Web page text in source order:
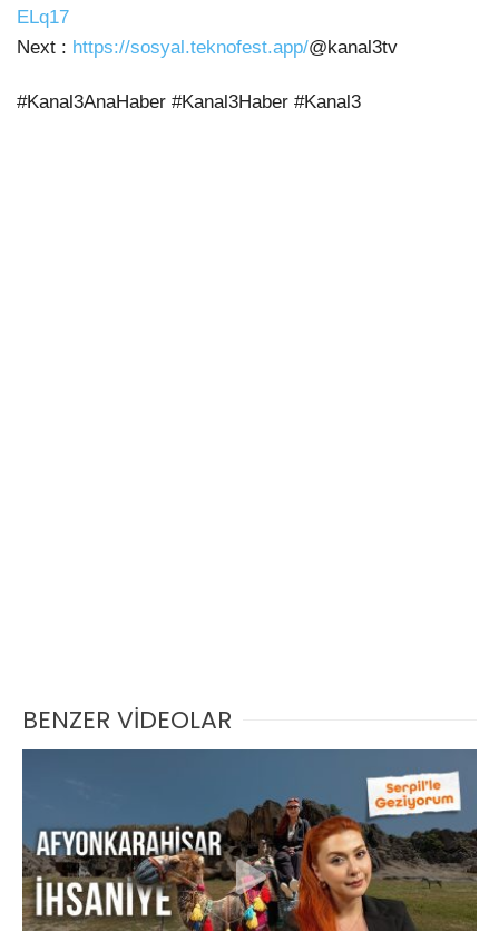
ELq17
Next : https://sosyal.teknofest.app/@kanal3tv
#Kanal3AnaHaber #Kanal3Haber #Kanal3
BENZER VİDEOLAR